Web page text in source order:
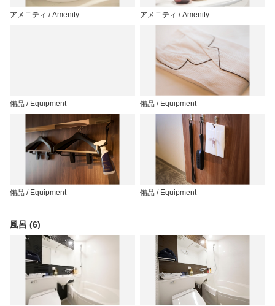
アメニティ / Amenity アメニティ / Amenity
備品 / Equipment 備品 / Equipment
備品 / Equipment 備品 / Equipment
風呂 (6)